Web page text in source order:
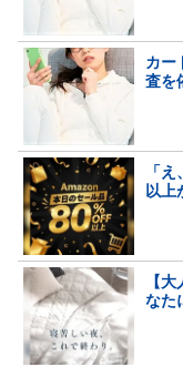
カー
査を
「
以上
【
なた